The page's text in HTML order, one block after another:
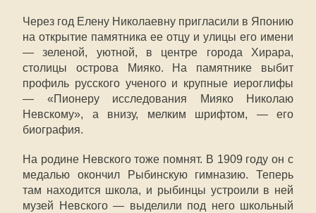
Через год Елену Николаевну пригласили в Японию
на открытие памятника ее отцу и улицы его имени
— зеленой, уютной, в центре города Хирара,
столицы острова Мияко. На памятнике выбит
профиль русского ученого и крупные иероглифы
— «Пионеру исследования Мияко Николаю
Невскому», а внизу, мелким шрифтом, — его
биография.
На родине Невского тоже помнят. В 1909 году он с
медалью окончил Рыбинскую гимназию. Теперь
там находится школа, и рыбинцы устроили в ней
музей Невского — выделили под него школьный